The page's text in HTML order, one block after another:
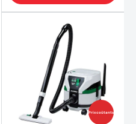
Prix coûtants